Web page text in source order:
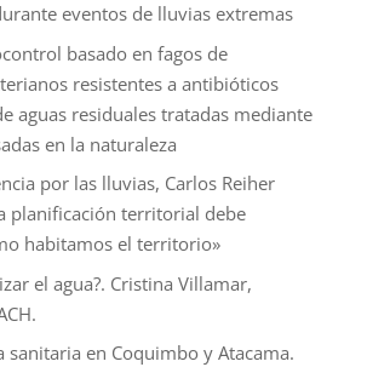
eventos de lluvias extremas
basado en fagos de
resistentes a antibióticos
aguas residuales tratadas mediante
en la naturaleza
por las lluvias, Carlos Reiher
planificación territorial debe
habitamos el territorio»
el agua?. Cristina Villamar,
sanitaria en Coquimbo y Atacama.